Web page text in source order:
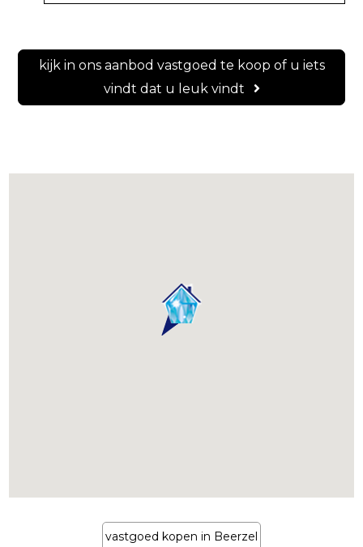
kijk in ons aanbod vastgoed te koop of u iets
vindt dat u leuk vindt
vastgoed kopen in Beerzel